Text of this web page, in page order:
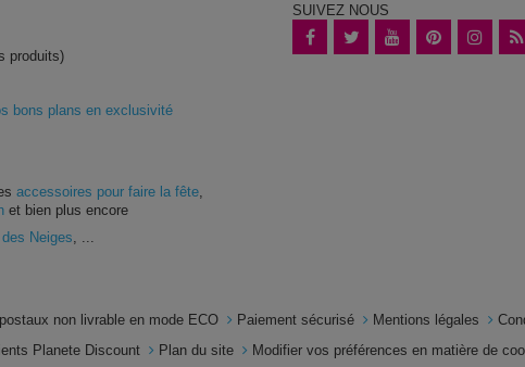
produits)
bons plans en exclusivité
accessoires pour faire la fête
et bien plus encore
des Neiges
SUIVEZ NOUS
non livrable en mode ECO Paiement sécurisé Mentions légales
Planete Discount Plan du site Modifier vos préférences en matière de